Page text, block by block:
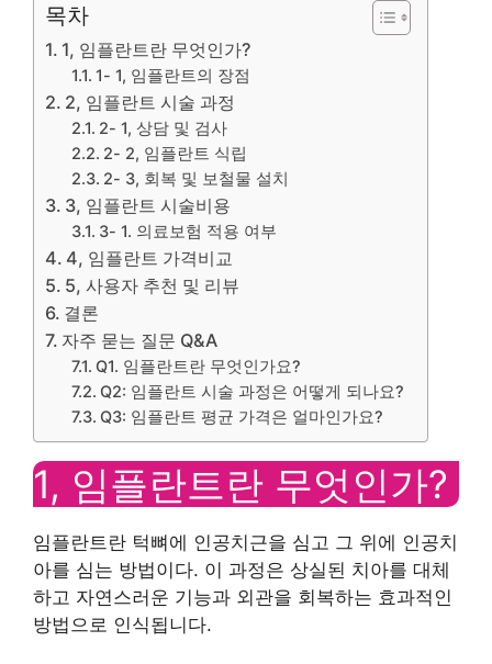
목차
1, 임플란트란 무엇인가?
1- 1, 임플란트의 장점
2, 임플란트 시술 과정
2- 1, 상담 및 검사
2- 2, 임플란트 식립
2- 3, 회복 및 보철물 설치
3, 임플란트 시술비용
3- 1. 의료보험 적용 여부
4, 임플란트 가격비교
5, 사용자 추천 및 리뷰
결론
자주 묻는 질문 Q&A
Q1. 임플란트란 무엇인가요?
Q2: 임플란트 시술 과정은 어떻게 되나요?
Q3: 임플란트 평균 가격은 얼마인가요?
1, 임플란트란 무엇인가?
임플란트란 턱뼈에 인공치근을 심고 그 위에 인공치
아를 심는 방법이다. 이 과정은 상실된 치아를 대체
하고 자연스러운 기능과 외관을 회복하는 효과적인
방법으로 인식됩니다.